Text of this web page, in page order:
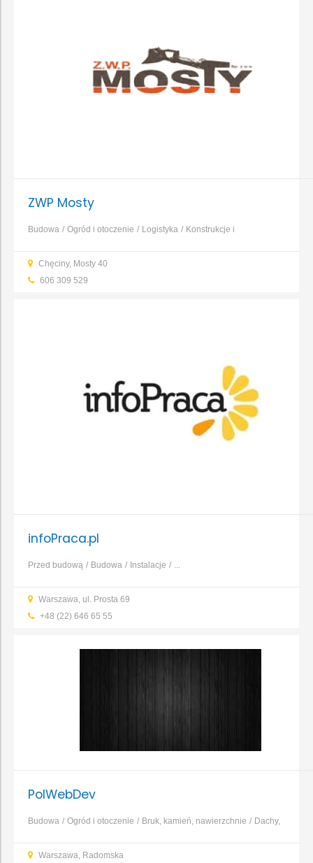
ZWP Mosty
Budowa Ogród i otoczenie Logistyka
Konstrukcje i
Chęciny, Mosty 40
606 309 529
infoPraca.pl
Przed budową Budowa Instalacje ...
Warszawa, ul. Prosta 69
+48 (22) 646 65 55
PolWebDev
Budowa Ogród i otoczenie Bruk, kamień, nawierzchnie
Dachy,
prace ziemne, wykopy
Garaże, wiaty, bramy garażowe
Warszawa, Radomska